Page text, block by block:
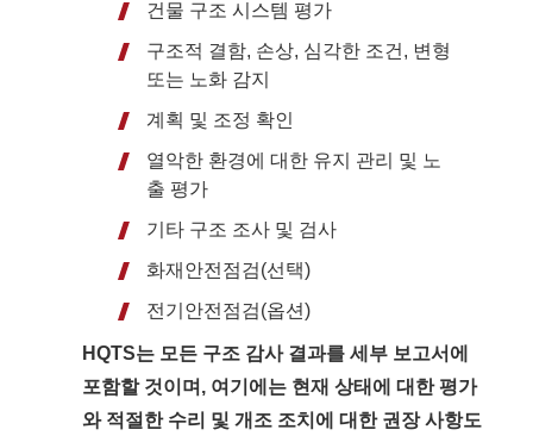
건물 구조 시스템 평가
구조적 결함, 손상, 심각한 조건, 변형
또는 노화 감지
계획 및 조정 확인
열악한 환경에 대한 유지 관리 및 노
출 평가
기타 구조 조사 및 검사
화재안전점검(선택)
전기안전점검(옵션)
HQTS는 모든 구조 감사 결과를 세부 보고서에
포함할 것이며, 여기에는 현재 상태에 대한 평가
와 적절한 수리 및 개조 조치에 대한 권장 사항도